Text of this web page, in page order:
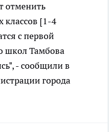
отменить
классов [1-4
с первой
школ Тамбова
- сообщили в
города